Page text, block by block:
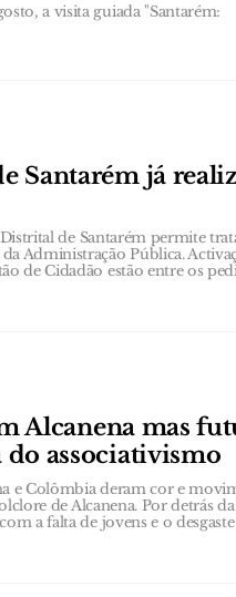
a visita guiada "Santarém:
Santarém já
de Santarém permite
Administração Pública.
de Cidadão estão entre os
Alcanena mas
do associativismo
e Colômbia deram cor e
de Alcanena. Por detrás da
a falta de jovens e o